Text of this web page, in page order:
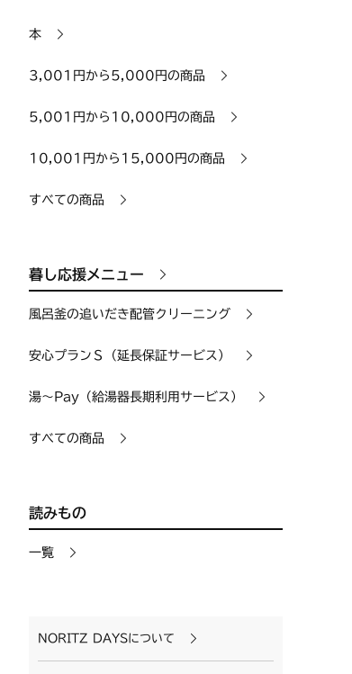
本
3,001円から5,000円の商品
5,001円から10,000円の商品
10,001円から15,000円の商品
すべての商品
暮し応援メニュー
風呂釜の追いだき配管クリーニング
安心プランＳ（延長保証サービス）
湯〜Pay（給湯器長期利用サービス）
すべての商品
読みもの
一覧
NORITZ DAYSについて